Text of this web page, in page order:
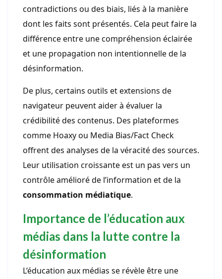
contradictions ou des biais, liés à la manière
dont les faits sont présentés. Cela peut faire la
différence entre une compréhension éclairée
et une propagation non intentionnelle de la
désinformation.
De plus, certains outils et extensions de
navigateur peuvent aider à évaluer la
crédibilité des contenus. Des plateformes
comme Hoaxy ou Media Bias/Fact Check
offrent des analyses de la véracité des sources.
Leur utilisation croissante est un pas vers un
contrôle amélioré de l’information et de la
consommation médiatique.
Importance de l’éducation aux
médias dans la lutte contre la
désinformation
L’éducation aux médias se révèle être une